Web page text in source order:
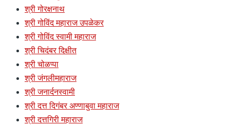
श्री गोरक्षनाथ
श्री गोविंद महाराज उपळेकर
श्री गोविंद स्वामी महाराज
श्री चिदंबर दिक्षीत
श्री चोळप्पा
श्री जंगलीमहाराज
श्री जनार्दनस्वामी
श्री दत्त दिगंबर अण्णाबुवा महाराज
श्री दत्तगिरी महाराज